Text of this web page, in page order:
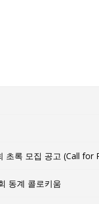
초록 모집 공고 (Call for
동계 콜로키움